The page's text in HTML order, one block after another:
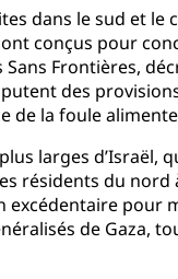
dans le sud et
conçus pour
Frontières,
des
la foule
larges
résidents du
pour
de